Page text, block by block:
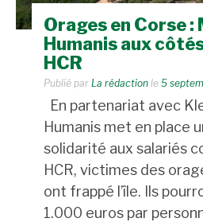
Orages en Corse
Humanis aux
HCR
Publié par La rédaction le 5
En partenariat avec
Humanis met en place
solidarité aux salariés
HCR, victimes des
ont frappé l’île. Ils
1.000 euros par